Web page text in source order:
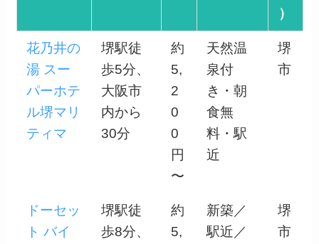
）
花乃井の
湯 スー
パーホテ
ル堺マリ
ティマ
堺駅徒
歩5分、
大阪市
内から
30分
約
5,
2
0
0
円
〜
天然温
泉付
き・朝
食無
料・駅
近
堺
市
ドーセッ
ト バイ
堺駅徒
歩8分、
約
5,
新築／
駅近／
堺
市